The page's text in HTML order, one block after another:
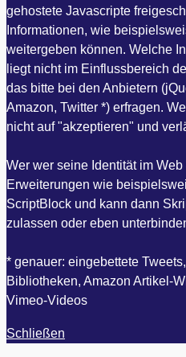
gehostete Javascripte
Informationen, wie
weitergeben können. Welche
liegt nicht im Einflussbereich
das bitte bei den Anbietern
Amazon, Twitter *) erfragen.
nicht auf "akzeptieren" und
Wer wer seine Identität im
Erweiterungen wie
ScriptBlock und kann dann
zulassen oder eben
* genauer: eingebettete
Bibliotheken, Amazon Artikel-
Vimeo-Videos
Schließen